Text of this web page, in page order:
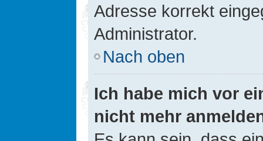
Adresse korrekt
Administrator.
Nach oben
Ich habe mich vor
nicht mehr